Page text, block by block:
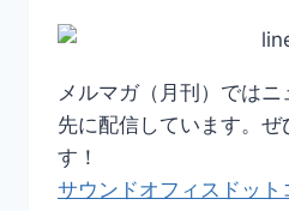
メルマガ（月刊）では
先に配信しています。ぜ
す！
サウンドオフィスドッ